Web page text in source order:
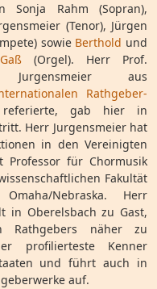
Sonja Rahm (Sopran),
(Tenor), Jürgen
sowie Berthold und
(Orgel). Herr Prof.
Jurgensmeier aus
Rathgeber-
gab hier in
Herr Jurgensmeier hat
in den Vereinigten
für Chormusik
Fakultät
Nebraska. Herr
in Oberelsbach zu Gast,
Rathgebers näher zu
profilierteste Kenner
und führt auch in
auf.